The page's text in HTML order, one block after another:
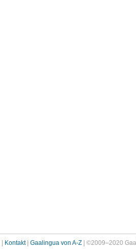
Kontakt| Gaalingua von A-Z | ©2009–2020